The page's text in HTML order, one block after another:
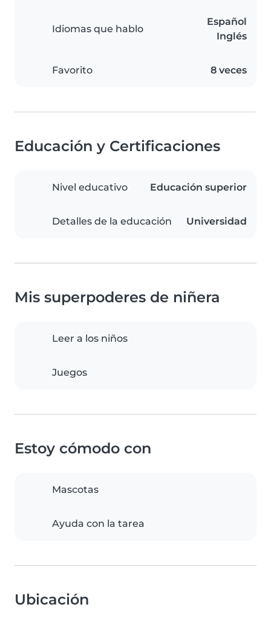
Idiomas que hablo
Español
Inglés
Favorito 8 veces
Educación y Certificaciones
Nivel educativo Educación superior
Detalles de la educación Universidad
Mis superpoderes de niñera
Leer a los niños
Juegos
Estoy cómodo con
Mascotas
Ayuda con la tarea
Ubicación